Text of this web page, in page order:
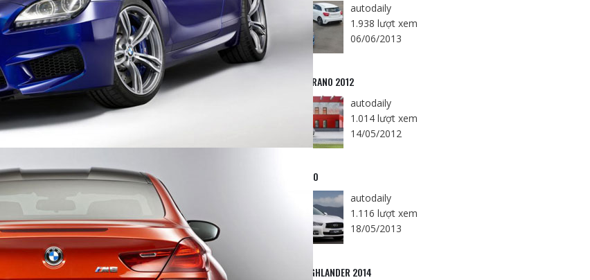
- 28/08/2015
1.079 lượt xem - 01/05/2015
- 28/03/2015
HYUNDAI I20 ACTIVE
autodaily
1.125 lượt xem - 26/03/2015
autodaily
1.938 lượt xem
06/06/2013
NISSAN MURANO 2012
autodaily
1.014 lượt xem
14/05/2012
INFINITI Q50
autodaily
1.116 lượt xem
18/05/2013
TOYOTA HIGHLANDER 2014